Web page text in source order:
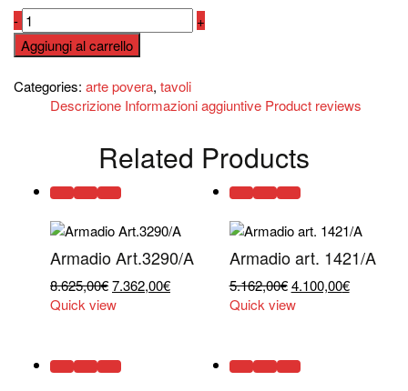
-Tavolo
art.
505/A
+
Aggiungi al carrello
Categories: arte povera, tavoli
Descrizione Informazioni aggiuntive Product reviews
Related Products
Armadio Art.3290/A
8.625,00€Il
prezzo
8.625,00€.
7.362,00€Il
7.362,00€.
Quick view
Armadio art. 1421/A
5.162,00€ Il
prezzo
5.162,00€.
4.100,00€Il
Quick view